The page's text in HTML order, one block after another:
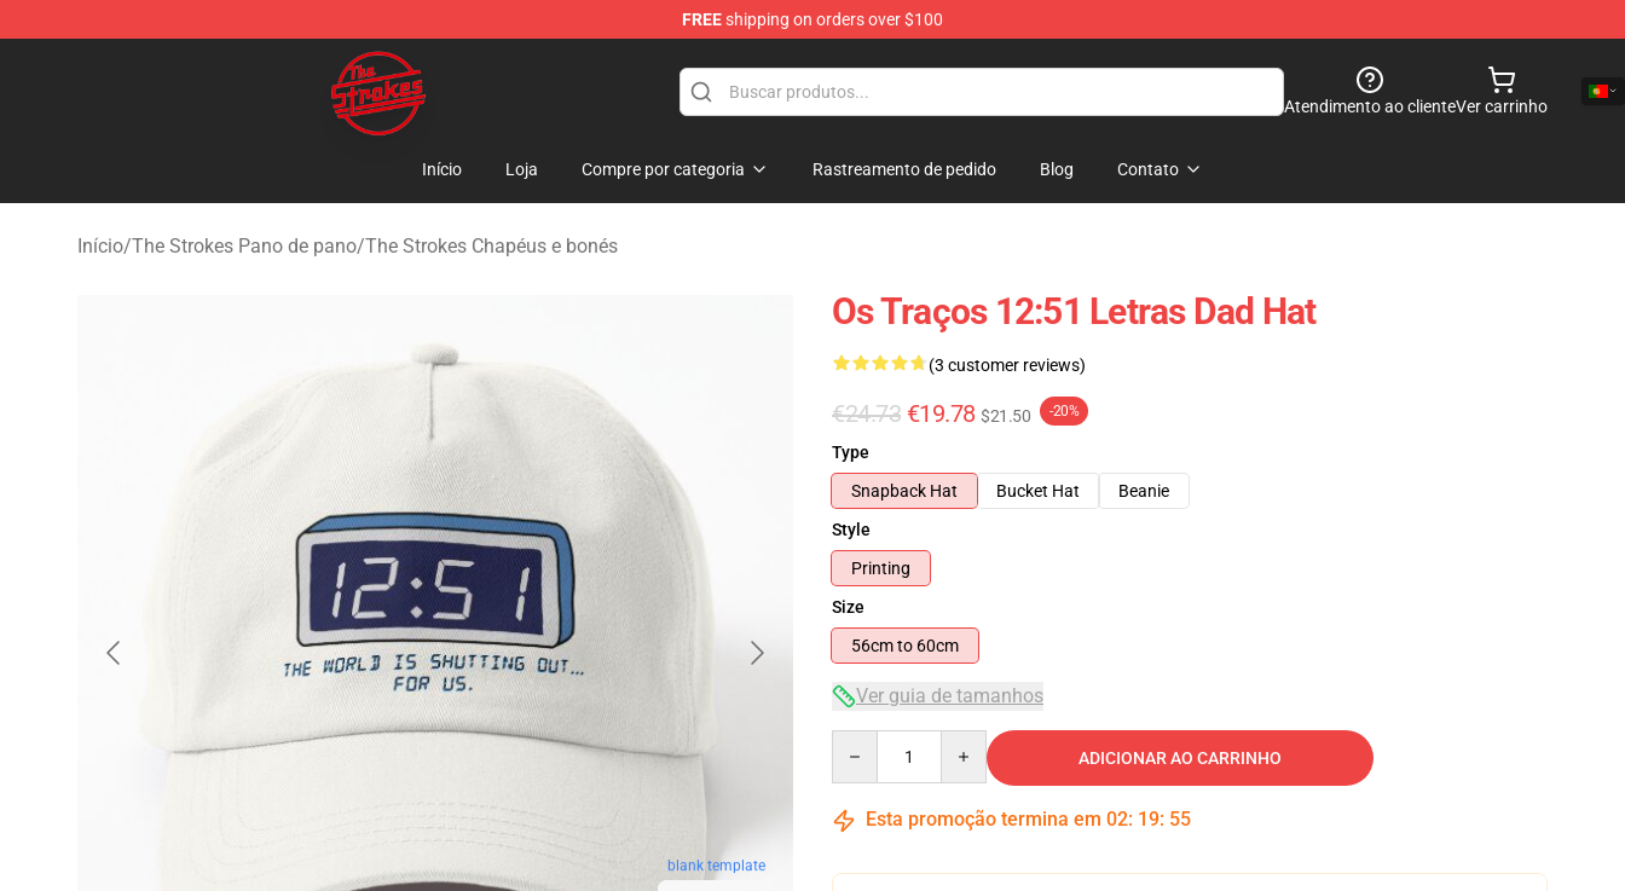
FREEshipping on orders over $100
The Strokes Shop - Official The Strokes Merchandise Store
Atendimento ao clienteVer carrinho
Início Loja Compre por categoria Rastreamento de pedido Blog Contato
Início/The Strokes Pano de pano/The Strokes Chapéus e bonés
blank template
Os Traços 12:51 Letras Dad Hat
(3 customer reviews)
€24.73 €19.78 $21.50 -20%
Type
Snapback Hat
Bucket Hat
Beanie
Style
Printing
Size
56cm to 60cm
Ver guia de tamanhos
ADICIONAR AO CARRINHO
Esta promoção termina em 02: 19: 54